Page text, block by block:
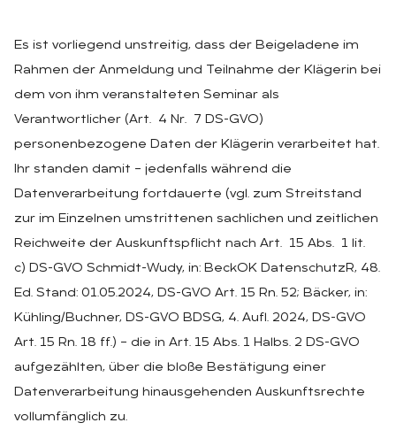
Es ist vorliegend unstreitig, dass der Beigeladene im
Rahmen der Anmeldung und Teilnahme der Klägerin bei
dem von ihm veranstalteten Seminar als
Verantwortlicher (Art. 4 Nr. 7 DS-GVO)
personenbezogene Daten der Klägerin verarbeitet hat.
Ihr standen damit – jedenfalls während die
Datenverarbeitung fortdauerte (vgl. zum Streitstand
zur im Einzelnen umstrittenen sachlichen und zeitlichen
Reichweite der Auskunftspflicht nach Art. 15 Abs. 1 lit.
c) DS-GVO Schmidt-Wudy, in: BeckOK DatenschutzR, 48.
Ed. Stand: 01.05.2024, DS-GVO Art. 15 Rn. 52; Bäcker, in:
Kühling/Buchner, DS-GVO BDSG, 4. Aufl. 2024, DS-GVO
Art. 15 Rn. 18 ff.) – die in Art. 15 Abs. 1 Halbs. 2 DS-GVO
aufgezählten, über die bloße Bestätigung einer
Datenverarbeitung hinausgehenden Auskunftsrechte
vollumfänglich zu.